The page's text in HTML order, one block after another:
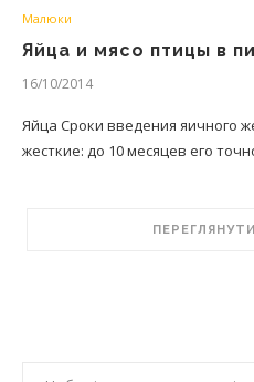
Малюки
Яйца и мясо птицы в
16/10/2014
Яйца Сроки введения яичного
жесткие: до 10 месяцев его